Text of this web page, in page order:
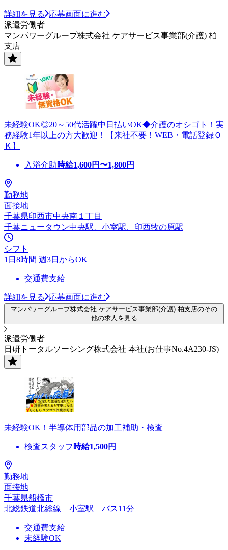
詳細を見る
応募画面に進む
派遣労働者
マンパワーグループ株式会社 ケアサービス事業部(介護) 柏
支店
未経験OK◎20～50代活躍中日払いOK◆介護のオシゴト！実
務経験1年以上の方大歓迎！【来社不要！WEB・電話登録Ｏ
Ｋ】
入浴介助時給1,600円〜1,800円
勤務地
面接地
千葉県印西市中央南１丁目
千葉ニュータウン中央駅、小室駅、印西牧の原駅
シフト
1日8時間 週3日からOK
交通費支給
詳細を見る 応募画面に進む
マンパワーグループ株式会社 ケアサービス事業部(介護) 柏支店のその
他の求人を見る
派遣労働者
日研トータルソーシング株式会社 本社(お仕事No.4A230-JS)
未経験OK！半導体用部品の加工補助・検査
検査スタッフ 時給1,500円
勤務地
面接地
千葉県船橋市
北総鉄道北総線 小室駅 バス11分
交通費支給
未経験OK